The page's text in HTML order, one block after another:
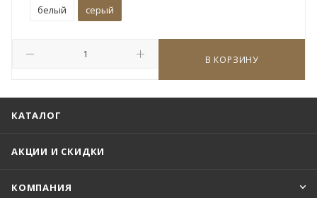
В КОРЗИНУ
белый серый
КАТАЛОГ
АКЦИИ И СКИДКИ
КОМПАНИЯ